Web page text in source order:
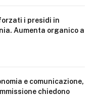
i presidi in
Aumenta organico a
e comunicazione,
chiedono